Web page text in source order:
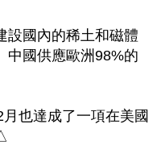
設國內的稀土和磁體
中國供應歐洲98%的
也達成了一項在美國